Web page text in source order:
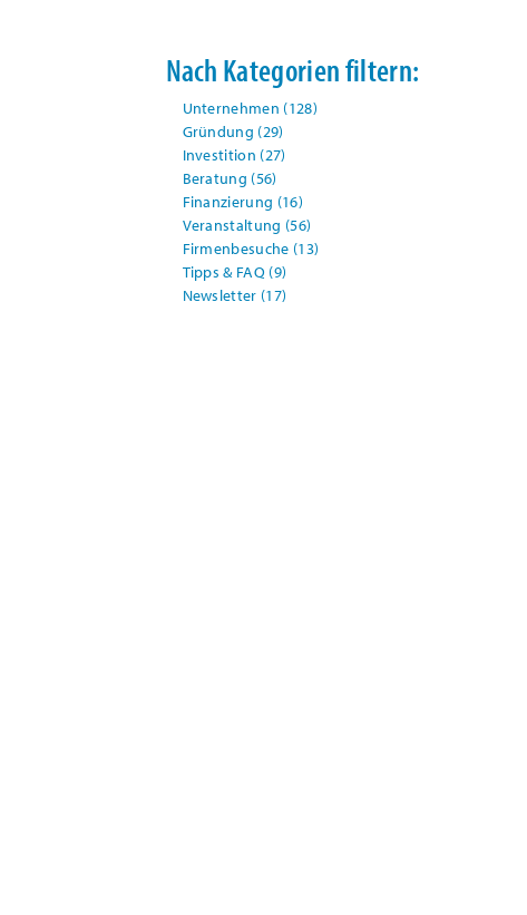
Nach Kategorien filtern:
Unternehmen (128)
Gründung (29)
Investition (27)
Beratung (56)
Finanzierung (16)
Veranstaltung (56)
Firmenbesuche (13)
Tipps & FAQ (9)
Newsletter (17)